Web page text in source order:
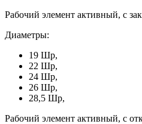
Рабочий элемент активный, с
Диаметры:
19 Шр,
22 Шр,
24 Шр,
26 Шр,
28,5 Шр,
Рабочий элемент активный, с